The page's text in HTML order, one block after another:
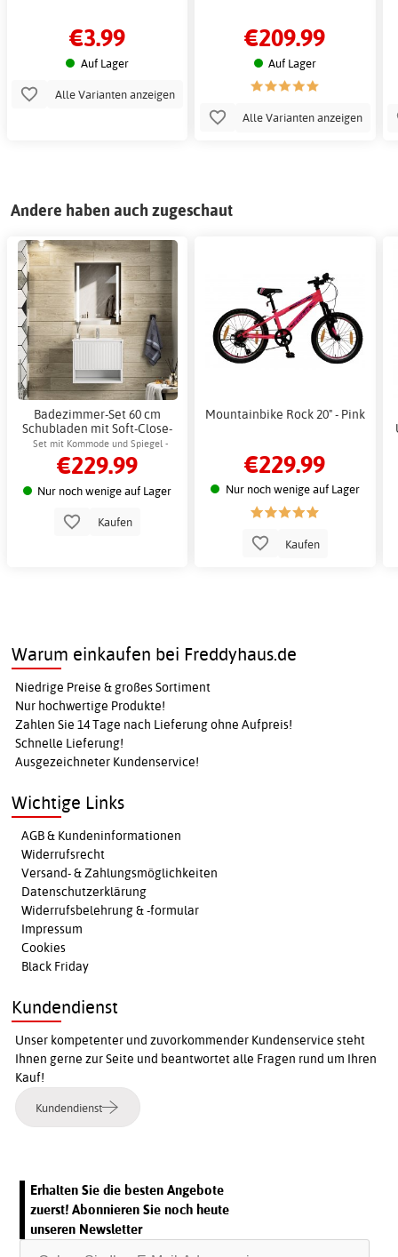
€3.99
Auf Lager
Alle Varianten anzeigen
€209.99
Auf Lager
Alle Varianten anzeigen
Andere haben auch zugeschaut
Badezimmer-Set 60 cm
Schubladen mit Soft-Close-
Funktion & LED-Spiegel -
Aurelia
Set mit Kommode und Spiegel -
Keramikwaschbecken & dimmbarem
LED-Spiegel mit Antibeschlag.
€229.99
Nur noch wenige auf Lager
Kaufen
Mountainbike Rock 20" - Pink
€229.99
Nur noch wenige auf Lager
Kaufen
Warum einkaufen bei Freddyhaus.de
Niedrige Preise & großes Sortiment
Nur hochwertige Produkte!
Zahlen Sie 14 Tage nach Lieferung ohne Aufpreis!
Schnelle Lieferung!
Ausgezeichneter Kundenservice!
Wichtige Links
AGB & Kundeninformationen
Widerrufsrecht
Versand- & Zahlungsmöglichkeiten
Datenschutzerklärung
Widerrufsbelehrung & -formular
Impressum
Cookies
Black Friday
Kundendienst
Unser kompetenter und zuvorkommender Kundenservice steht
Ihnen gerne zur Seite und beantwortet alle Fragen rund um Ihren
Kauf!
Kundendienst
Erhalten Sie die besten Angebote
zuerst! Abonnieren Sie noch heute
unseren Newsletter